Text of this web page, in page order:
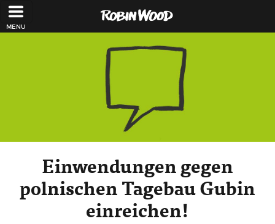
Direkt zum Inhalt
Einwendungen gegen
polnischen Tagebau Gubin
einreichen!